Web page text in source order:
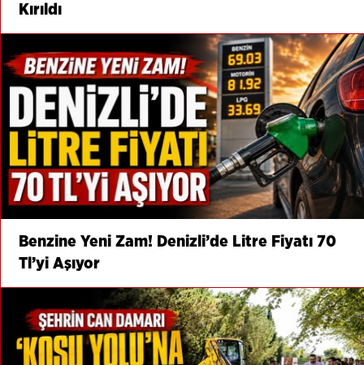
Kırıldı
Benzine Yeni Zam! Denizli’de Litre Fiyatı 70
Tl’yi Aşıyor